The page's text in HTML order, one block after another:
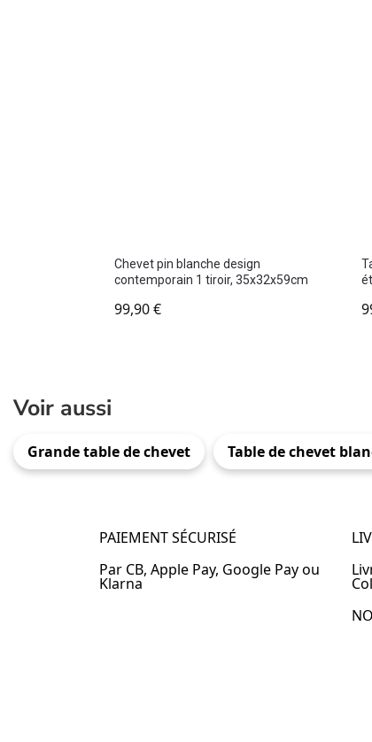
Chevet pin blanche design
contemporain 1 tiroir, 35x32x59cm
99,90€
Voir aussi
Grande table de chevet Table de chevet
PAIEMENT SÉCURISÉ
Par CB, Apple Pay, Google Pay ou
Klarna